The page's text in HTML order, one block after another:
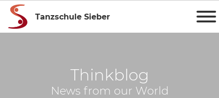
Tanzschule Sieber
Thinkblog
News from our World